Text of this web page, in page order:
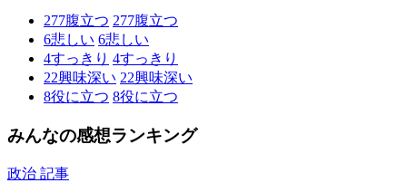
277腹立つ 277腹立つ
6悲しい 6悲しい
4すっきり 4すっきり
22興味深い 22興味深い
8役に立つ 8役に立つ
みんなの感想ランキング
政治 記事